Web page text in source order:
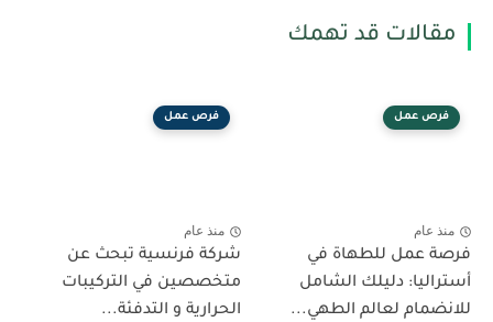
مقالات قد تهمك
فرص عمل
منذ عام
فرصة عمل للطهاة في
أستراليا: دليلك الشامل
للانضمام لعالم الطهي...
فرص عمل
منذ عام
شركة فرنسية تبحث عن
متخصصين في التركيبات
الحرارية و التدفئة...